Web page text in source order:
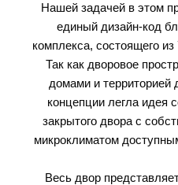
Нашей задачей в этом
единый дизайн-код
комплекса, состоящего
Так как дворовое
домами и территорией
концепции легла идея
закрытого двора с
микроклиматом
Весь двор